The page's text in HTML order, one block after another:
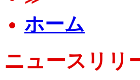
ホーム
ニュースリリ